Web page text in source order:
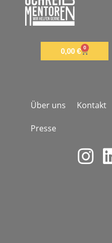
0,00 € 0
Über uns Kontakt
Presse